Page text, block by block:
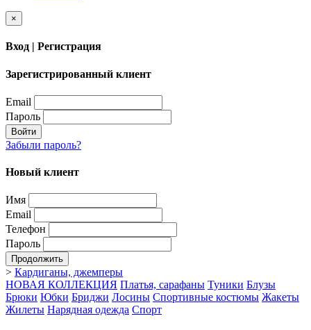
×
Вход | Регистрация
Зарегистрированный клиент
Email
Пароль
Войти
Забыли пароль?
Новый клиент
Имя
Email
Телефон
Пароль
Продолжить
> Кардиганы, джемперы
НОВАЯ КОЛЛЕКЦИЯ Платья, сарафаны Туники Блузы
Брюки Юбки Бриджи Лосины Спортивные костюмы Жакеты
Жилеты Нарядная одежда Спорт